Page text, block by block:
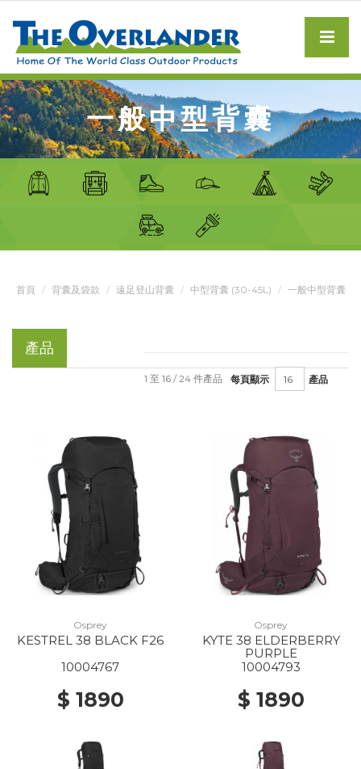
一般中型背囊
首頁 背囊及袋款 遠足登山背囊 中型背囊 (30-45L) 一般中型背囊
產品
每頁顯示 產品
1 至 16 / 24 件產品
Osprey
KESTREL 38 BLACK F26
10004767
$ 1890
Osprey
KYTE 38 ELDERBERRY
PURPLE
10004793
$ 1890